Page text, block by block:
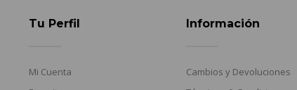
Tu Perfil
Mi Cuenta
Información
Cambios y Devoluciones